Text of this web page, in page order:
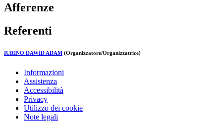
Afferenze
Referenti
IURINO DAWID ADAM (Organizzatore/Organizzatrice)
Informazioni
Assistenza
Accessibilità
Privacy
Utilizzo dei cookie
Note legali